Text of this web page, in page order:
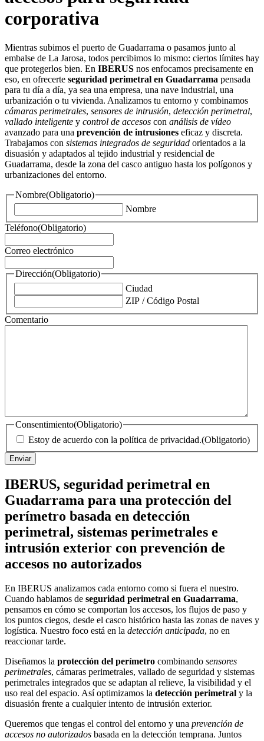
corporativa
Mientras subimos el puerto de Guadarrama o pasamos junto al
embalse de La Jarosa, todos percibimos lo mismo: ciertos límites hay
que protegerlos bien. En IBERUS nos enfocamos precisamente en
eso, en ofrecerte seguridad perimetral en Guadarrama pensada
para tu día a día, ya sea una empresa, una nave industrial, una
urbanización o tu vivienda. Analizamos tu entorno y combinamos
cámaras perimetrales, sensores de intrusión, detección perimetral,
vallado inteligente y control de accesos con análisis de vídeo
avanzado para una prevención de intrusiones eficaz y discreta.
Trabajamos con sistemas integrados de seguridad orientados a la
disuasión y adaptados al tejido industrial y residencial de
Guadarrama, desde la zona del casco antiguo hasta los polígonos y
urbanizaciones del entorno.
Nombre(Obligatorio)
Nombre
Teléfono(Obligatorio)
Correo electrónico
Dirección(Obligatorio)
Ciudad
ZIP / Código Postal
Comentario
Consentimiento(Obligatorio)
Estoy de acuerdo con la política de privacidad.(Obligatorio)
IBERUS, seguridad perimetral en
Guadarrama para una protección del
perímetro basada en detección
perimetral, sistemas perimetrales e
intrusión exterior con prevención de
accesos no autorizados
En IBERUS analizamos cada entorno como si fuera el nuestro.
Cuando hablamos de seguridad perimetral en Guadarrama,
pensamos en cómo se comportan los accesos, los flujos de paso y
los puntos ciegos, desde el casco histórico hasta las zonas de naves y
logística. Nuestro foco está en la detección anticipada, no en
reaccionar tarde.
Diseñamos la protección del perímetro combinando sensores
perimetrales, cámaras perimetrales, vallado de seguridad y sistemas
perimetrales integrados que se adaptan al relieve, la visibilidad y el
uso real del espacio. Así optimizamos la detección perimetral y la
disuasión frente a cualquier intento de intrusión exterior.
Queremos que tengas el control del entorno y una prevención de
accesos no autorizados basada en la detección temprana. Juntos